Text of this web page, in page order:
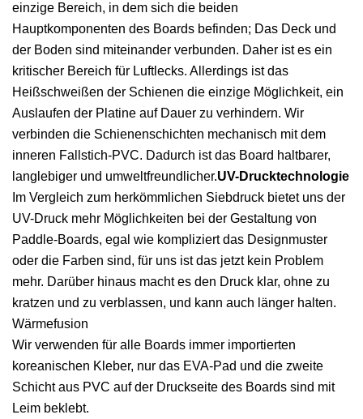
einzige Bereich, in dem sich die beiden
Hauptkomponenten des Boards befinden; Das Deck und
der Boden sind miteinander verbunden. Daher ist es ein
kritischer Bereich für Luftlecks. Allerdings ist das
Heißschweißen der Schienen die einzige Möglichkeit, ein
Auslaufen der Platine auf Dauer zu verhindern. Wir
verbinden die Schienenschichten mechanisch mit dem
inneren Fallstich-PVC. Dadurch ist das Board haltbarer,
langlebiger und umweltfreundlicher.UV-Drucktechnologie
Im Vergleich zum herkömmlichen Siebdruck bietet uns der
UV-Druck mehr Möglichkeiten bei der Gestaltung von
Paddle-Boards, egal wie kompliziert das Designmuster
oder die Farben sind, für uns ist das jetzt kein Problem
mehr. Darüber hinaus macht es den Druck klar, ohne zu
kratzen und zu verblassen, und kann auch länger halten.
Wärmefusion
Wir verwenden für alle Boards immer importierten
koreanischen Kleber, nur das EVA-Pad und die zweite
Schicht aus PVC auf der Druckseite des Boards sind mit
Leim beklebt.